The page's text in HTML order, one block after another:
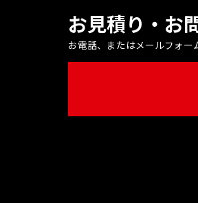
お見積り・お
お電話、またはメールフォー